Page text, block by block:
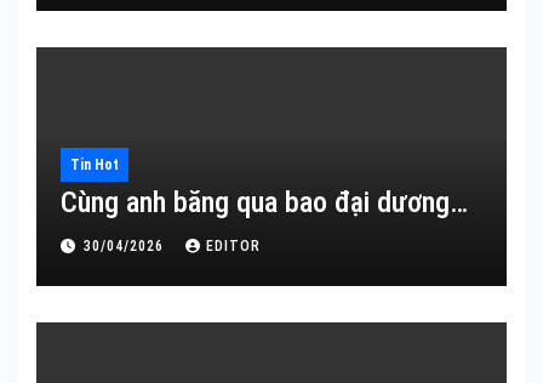
Tin Hot
Cùng anh băng qua bao đại dương…
30/04/2026 EDITOR